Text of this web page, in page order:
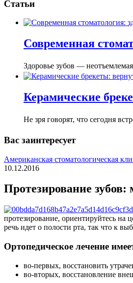
Статьи
Современная
Здоровье зубов —
Керамические
Не зря говорят, что сегодня
Вас заинтересует
Американская стоматологическая
10.12.2016
Протезирование
протезирование, ориентируйтесь на
речь идет о полости рта, так что к
Ортопедическое лечение
во-первых, восстановить
во-вторых, восстановление